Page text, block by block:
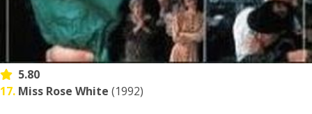
5.80
17. Miss Rose White (1992)